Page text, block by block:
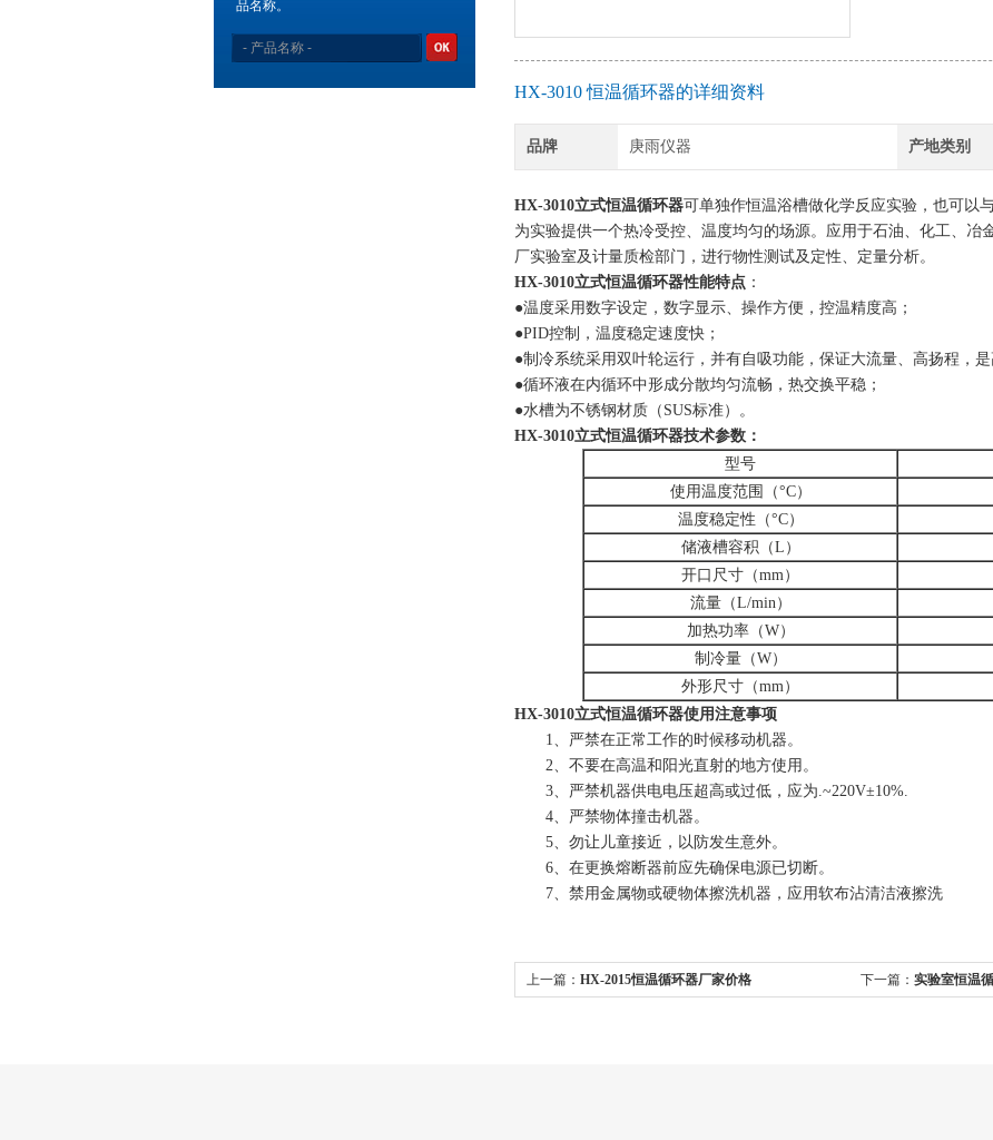
品名称。
HX-3010 恒温循环器的详细资料
品牌 庚雨仪器 产地类别
HX-3010立式恒温循环器可单独作恒温浴槽做化学反应实验，也可以
为实验提供一个热冷受控、温度均匀的场源。应用于石油、化工、冶
厂实验室及计量质检部门，进行物性测试及定性、定量分析。
HX-3010立式恒温循环器性能特点 ：
●温度采用数字设定，数字显示、操作方便，控温精度高；
●PID控制，温度稳定速度快；
●制冷系统采用双叶轮运行，并有自吸功能，保证大流量、高扬程，是
●循环液在内循环中形成分散均匀流畅，热交换平稳；
●水槽为不锈钢材质（SUS标准）。
HX-3010立式恒温循环器技术参数：
型号
使用温度范围（°C）
温度稳定性（°C）
储液槽容积（L）
开口尺寸（mm）
流量（L/min）
加热功率（W）
制冷量（W）
外形尺寸（mm）
HX-3010立式恒温循环器使用注意事项
1、严禁在正常工作的时候移动机器。
2、不要在高温和阳光直射的地方使用。
3、严禁机器供电电压超高或过低，应为.~220V±10%.
4、严禁物体撞击机器。
5、勿让儿童接近，以防发生意外。
6、在更换熔断器前应先确保电源已切断。
7、禁用金属物或硬物体擦洗机器，应用软布沾清洁液擦洗
上一篇： HX-2015恒温循环器厂家价格 下一篇： 实验室恒温